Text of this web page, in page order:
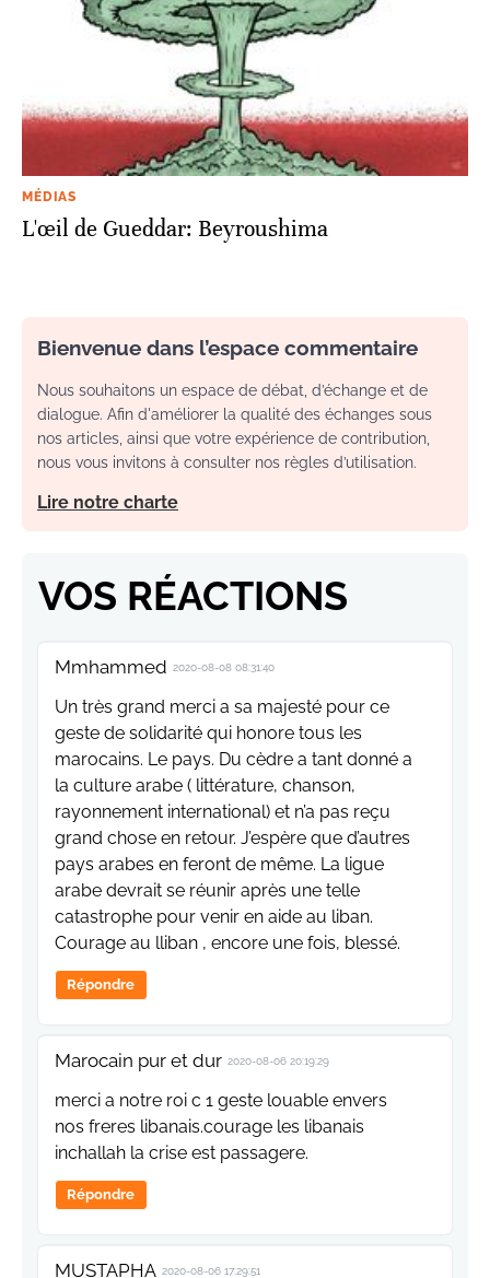
MÉDIAS
L'œil de Gueddar: Beyroushima
Bienvenue dans l’espace commentaire
Nous souhaitons un espace de débat, d’échange et de
dialogue. Afin d'améliorer la qualité des échanges sous
nos articles, ainsi que votre expérience de contribution,
nous vous invitons à consulter nos règles d’utilisation.
Lire notre charte
VOS RÉACTIONS
Mmhammed 2020-08-08 08:31:40
Un très grand merci a sa majesté pour ce
geste de solidarité qui honore tous les
marocains. Le pays. Du cèdre a tant donné a
la culture arabe ( littérature, chanson,
rayonnement international) et n’a pas reçu
grand chose en retour. J’espère que d’autres
pays arabes en feront de même. La ligue
arabe devrait se réunir après une telle
catastrophe pour venir en aide au liban.
Courage au lliban , encore une fois, blessé.
Répondre
Marocain pur et dur 2020-08-06 20:19:29
merci a notre roi c 1 geste louable envers
nos freres libanais.courage les libanais
inchallah la crise est passagere.
Répondre
MUSTAPHA 2020-08-06 17:29:51